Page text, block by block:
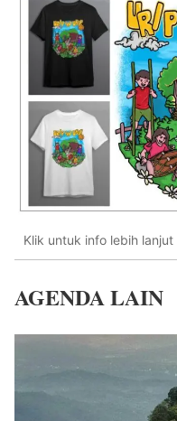
Klik untuk info lebih lanjut
AGENDA LAIN